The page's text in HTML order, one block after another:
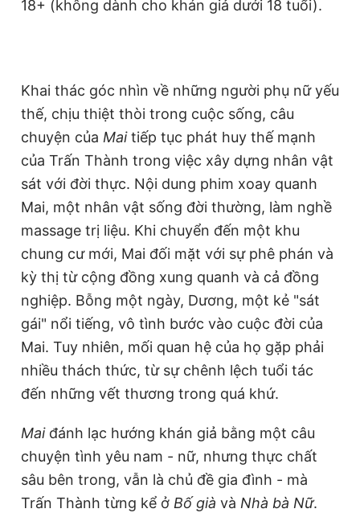
18+ (không dành cho khán giả dưới 18 tuổi).
Khai thác góc nhìn về những người phụ nữ yếu
thế, chịu thiệt thòi trong cuộc sống, câu
chuyện của Maitiếp tục phát huy thế mạnh
của Trấn Thành trong việc xây dựng nhân vật
sát với đời thực. Nội dung phim xoay quanh
Mai, một nhân vật sống đời thường, làm nghề
massage trị liệu. Khi chuyển đến một khu
chung cư mới, Mai đối mặt với sự phê phán và
kỳ thị từ cộng đồng xung quanh và cả đồng
nghiệp. Bỗng một ngày, Dương, một kẻ "sát
gái" nổi tiếng, vô tình bước vào cuộc đời của
Mai. Tuy nhiên, mối quan hệ của họ gặp phải
nhiều thách thức, từ sự chênh lệch tuổi tác
đến những vết thương trong quá khứ.
Maiđánh lạc hướng khán giả bằng một câu
chuyện tình yêu nam - nữ, nhưng thực chất
sâu bên trong, vẫn là chủ đề gia đình - mà
Trấn Thành từng kể ở Bố già và Nhà bà Nữ.